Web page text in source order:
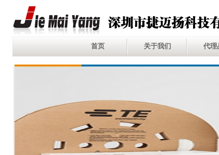
首页 关于我们 代理